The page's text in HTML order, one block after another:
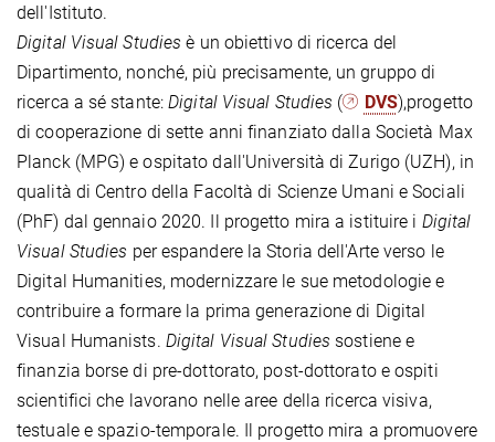
dell'Istituto.
Digital Visual Studies è un obiettivo di ricerca del
Dipartimento, nonché, più precisamente, un gruppo di
ricerca a sé stante:Digital Visual Studies ( DVS),progetto
di cooperazione di sette anni finanziato dalla Società Max
Planck (MPG) e ospitato dall'Università di Zurigo (UZH), in
qualità di Centro della Facoltà di Scienze Umani e Sociali
(PhF) dal gennaio 2020. Il progetto mira a istituire i Digital
Visual Studies per espandere la Storia dell'Arte verso le
Digital Humanities, modernizzare le sue metodologie e
contribuire a formare la prima generazione di Digital
Visual Humanists. Digital Visual Studies sostiene e
finanzia borse di pre-dottorato, post-dottorato e ospiti
scientifici che lavorano nelle aree della ricerca visiva,
testuale e spazio-temporale. Il progetto mira a promuovere